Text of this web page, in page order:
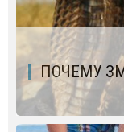
ПОЧЕМУ